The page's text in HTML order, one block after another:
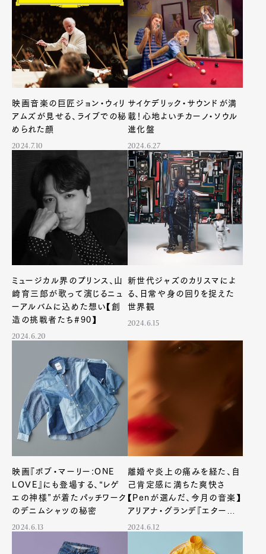
Art&DesignWatchFashion
GourmetCars
ProductCultureLifestyle
Pen Membership
Magazine
Official Columnist
About
Contact
Pen Meet
Pen international Pen tw
映画音楽の巨匠ジョン・ウィリ
アムズが見せる、ライブでの秘
められた顔
2024.7.10
サイケデリック・サウンドが満
載！心地よいチカーノ・ソウル
進化盤
2024.6.27
ミュージカル界のプリンス、山
崎育三郎が歌って演じるニュ
ーアルバムに込めた想い【創
造の挑戦者たち#90】
2024.6.20
新世代ジャズのカリスマによ
る、日常や身の回りを捉えた
世界観
2024.6.15
映画『ボブ・マーリー:ONE
LOVE』にも登場する、“レゲ
エの神様”が着たパッチワーク
のデニムシャツの秘密
2024.6.13
離婚や炎上の痛みを経た、自
己肯定感に満ちた爽快さ
【Penが選んだ、今月の音楽】
アリアナ・グランデ『エターナ
ル・サンシャイン』
2024.6.12